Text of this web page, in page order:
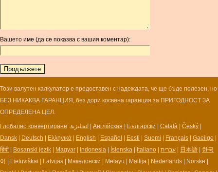
AUR
AWG
BAM
BBD
BCH
BCN
BDT
BGN
Вашето име (да се показва с вашия коментар):
Този валутен калкулатор е предоставен с надеждата, че ще бъде полезен, но
БЕЗ НИКАКВА ГАРАНЦИЯ, без дори косвена гаранция за ПРИГОДНОСТ ЗА
ОПРЕДЕЛЕНА ЦЕЛ.
Глобално конвертиране: انجليزية Англійская Български Català Český
Dansk
Deutsch Ελληνικά English Español Eesti Suomi Français Gaeilge
हिंदी
Bosanski jezik Magyar Indonesia Íslenska Italiano עברית 日本語
한국
어
Lietuviškai Latvijas Македонски Melayu Maltija Nederlands Norske